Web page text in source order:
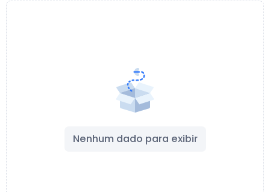
Nenhum dado para exibir